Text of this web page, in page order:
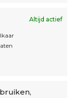
Altijd actief